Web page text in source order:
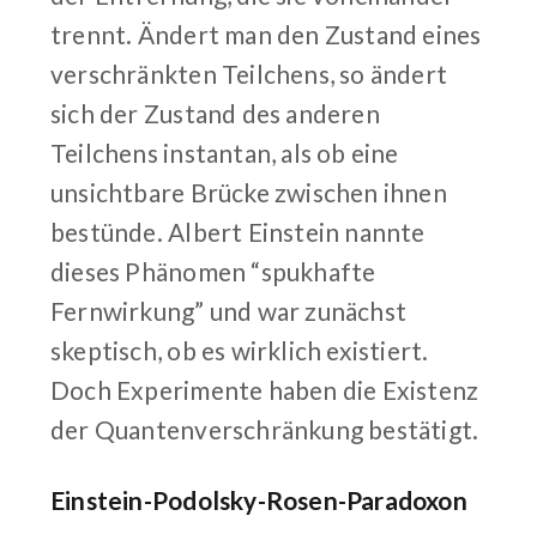
trennt. Ändert man den Zustand eines
verschränkten Teilchens, so ändert
sich der Zustand des anderen
Teilchens instantan, als ob eine
unsichtbare Brücke zwischen ihnen
bestünde. Albert Einstein nannte
dieses Phänomen “spukhafte
Fernwirkung” und war zunächst
skeptisch, ob es wirklich existiert.
Doch Experimente haben die Existenz
der Quantenverschränkung bestätigt.
Einstein-Podolsky-Rosen-Paradoxon